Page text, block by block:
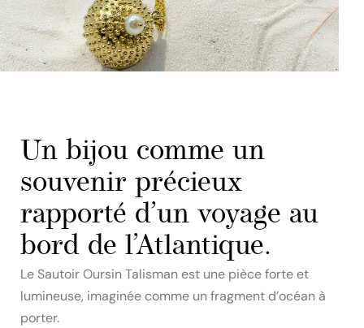
Un bijou comme un
souvenir précieux
rapporté d’un voyage au
bord de l’Atlantique.
Le Sautoir Oursin Talisman est une pièce forte et
lumineuse, imaginée comme un fragment d’océan à
porter.